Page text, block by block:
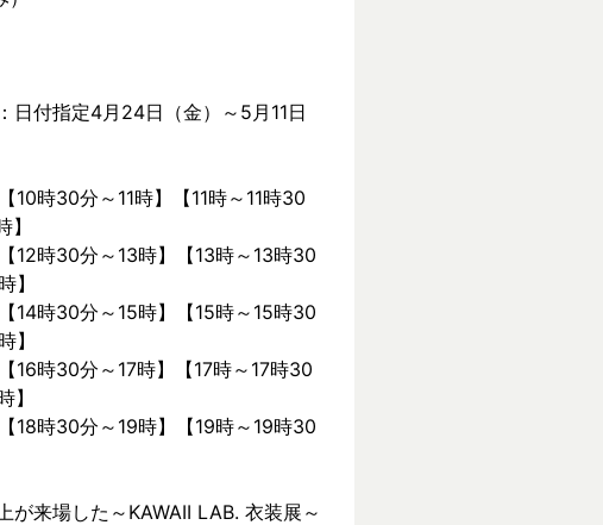
日付指定4月24日（金）～5月11日
10時30分～11時】【11時～11時30
12時30分～13時】【13時～13時30
】
14時30分～15時】【15時～15時30
】
16時30分～17時】【17時～17時30
】
18時30分～19時】【19時～19時30
が来場した～KAWAII LAB. 衣装展～